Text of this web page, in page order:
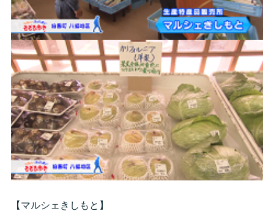
【マルシェきしもと】